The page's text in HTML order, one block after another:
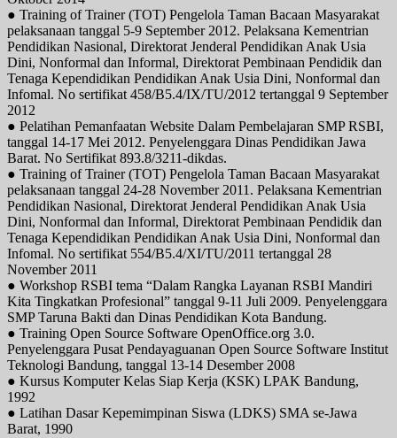
● Training of Trainer (TOT) Pengelola Taman Bacaan Masyarakat
pelaksanaan tanggal 5-9 September 2012. Pelaksana Kementrian
Pendidikan Nasional, Direktorat Jenderal Pendidikan Anak Usia
Dini, Nonformal dan Informal, Direktorat Pembinaan Pendidik dan
Tenaga Kependidikan Pendidikan Anak Usia Dini, Nonformal dan
Infomal. No sertifikat 458/B5.4/IX/TU/2012 tertanggal 9 September
2012
● Pelatihan Pemanfaatan Website Dalam Pembelajaran SMP RSBI,
tanggal 14-17 Mei 2012. Penyelenggara Dinas Pendidikan Jawa
Barat. No Sertifikat 893.8/3211-dikdas.
● Training of Trainer (TOT) Pengelola Taman Bacaan Masyarakat
pelaksanaan tanggal 24-28 November 2011. Pelaksana Kementrian
Pendidikan Nasional, Direktorat Jenderal Pendidikan Anak Usia
Dini, Nonformal dan Informal, Direktorat Pembinaan Pendidik dan
Tenaga Kependidikan Pendidikan Anak Usia Dini, Nonformal dan
Infomal. No sertifikat 554/B5.4/XI/TU/2011 tertanggal 28
November 2011
● Workshop RSBI tema “Dalam Rangka Layanan RSBI Mandiri
Kita Tingkatkan Profesional” tanggal 9-11 Juli 2009. Penyelenggara
SMP Taruna Bakti dan Dinas Pendidikan Kota Bandung.
● Training Open Source Software OpenOffice.org 3.0.
Penyelenggara Pusat Pendayaguanan Open Source Software Institut
Teknologi Bandung, tanggal 13-14 Desember 2008
● Kursus Komputer Kelas Siap Kerja (KSK) LPAK Bandung,
1992
● Latihan Dasar Kepemimpinan Siswa (LDKS) SMA se-Jawa
Barat, 1990